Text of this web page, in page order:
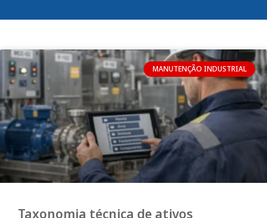
MANUTENÇÃO INDUSTRIAL
Taxonomia técnica de ativos